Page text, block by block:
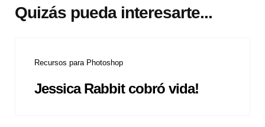
Quizás pueda interesarte...
Recursos para Photoshop
Jessica Rabbit cobró vida!